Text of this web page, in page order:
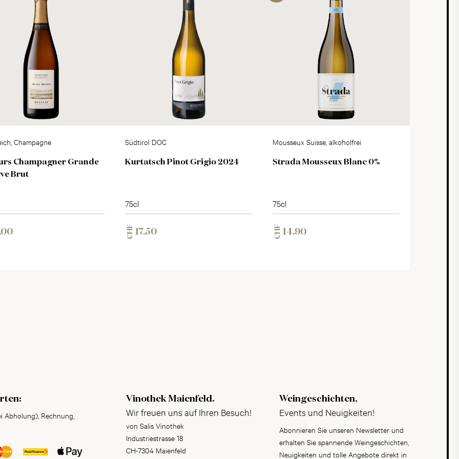
Champagne
Champagner Grande
Brut
Südtirol DOC
Kurtatsch Pinot Grigio 2024
75cl
CHF 17.50
Mousseux Suisse, alkoholfrei
Strada Mousseux Blanc 0%
75cl
CHF 14.90
Abholung), Rechnung,
Vinothek Maienfeld.
Wir freuen uns auf Ihren Besuch!
von Salis Vinothek
Industriestrasse 18
CH-7304 Maienfeld
Weingeschichten,
Events und Neuigkeiten!
Abonnieren Sie unseren Newsletter und
erhalten Sie spannende Weingeschichten,
Neuigkeiten und tolle Angebote direkt in